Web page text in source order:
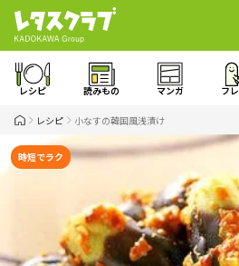
レシピ 読みもの マンガ フ
レシピ 小なすの韓国風浅漬け
時短でラク